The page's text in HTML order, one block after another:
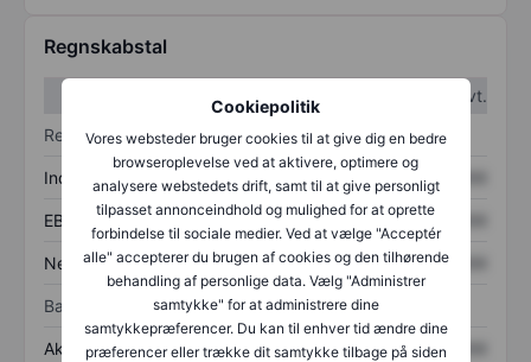
Cookiepolitik
Vores websteder bruger cookies til at give dig en bedre
browseroplevelse ved at aktivere, optimere og
analysere webstedets drift, samt til at give personligt
tilpasset annonceindhold og mulighed for at oprette
forbindelse til sociale medier. Ved at vælge "Acceptér
alle" accepterer du brugen af cookies og den tilhørende
behandling af personlige data. Vælg "Administrer
samtykke" for at administrere dine
samtykkepræferencer. Du kan til enhver tid ændre dine
præferencer eller trække dit samtykke tilbage på siden
Regnskabstal
1. kvt.
2. kvt.
Resultatopgørelse
Indtægter XXXXXXX XXXXXXX
EBITDA XXXXXXX XXXXXXX
Nettoresultat XXXXXXX XXXXXXX
Balance
Aktiver i alt XXXXXXX XXXXXXX